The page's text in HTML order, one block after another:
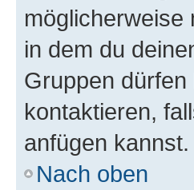
möglicherweise
in dem du
Gruppen
kontaktieren,
anfügen kannst.
Nach oben